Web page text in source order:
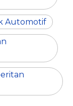
Automotif